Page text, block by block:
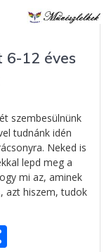
6-12 éves
szembesülnünk
tudnánk idén
Neked is
lepd meg a
mi az, aminek
azt hiszem, tudok